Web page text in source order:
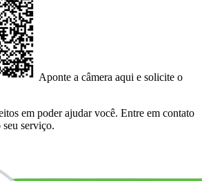
Aponte a câmera aqui e solicite o
em poder ajudar você. Entre em contato
serviço.